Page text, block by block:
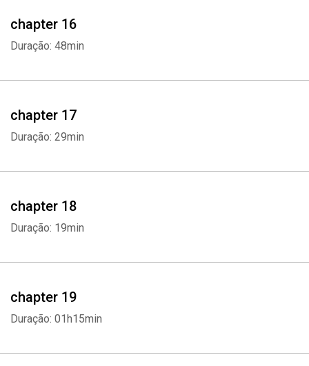
chapter 16
Duração: 48min
chapter 17
Duração: 29min
chapter 18
Duração: 19min
chapter 19
Duração: 01h15min